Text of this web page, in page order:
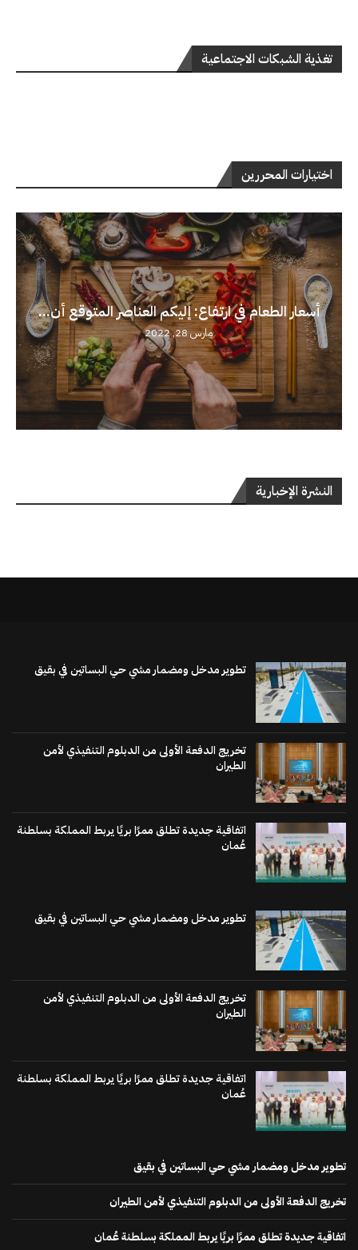
تغذية الشبكات الاجتماعية
اختيارات المحررين
أسعار الطعام في ارتفاع: إليكم العناصر المتوقع أن...
مارس 28, 2022
النشرة الإخبارية
تطوير مدخل ومضمار مشي حي البساتين في بقيق
تخريج الدفعة الأولى من الدبلوم التنفيذي لأمن
الطيران
اتفاقية جديدة تطلق ممرًا بريًا يربط المملكة بسلطنة
عُمان
تطوير مدخل ومضمار مشي حي البساتين في بقيق
تخريج الدفعة الأولى من الدبلوم التنفيذي لأمن
الطيران
اتفاقية جديدة تطلق ممرًا بريًا يربط المملكة بسلطنة
عُمان
تطوير مدخل ومضمار مشي حي البساتين في بقيق
تخريج الدفعة الأولى من الدبلوم التنفيذي لأمن الطيران
اتفاقية جديدة تطلق ممرًا بريًا يربط المملكة بسلطنة عُمان